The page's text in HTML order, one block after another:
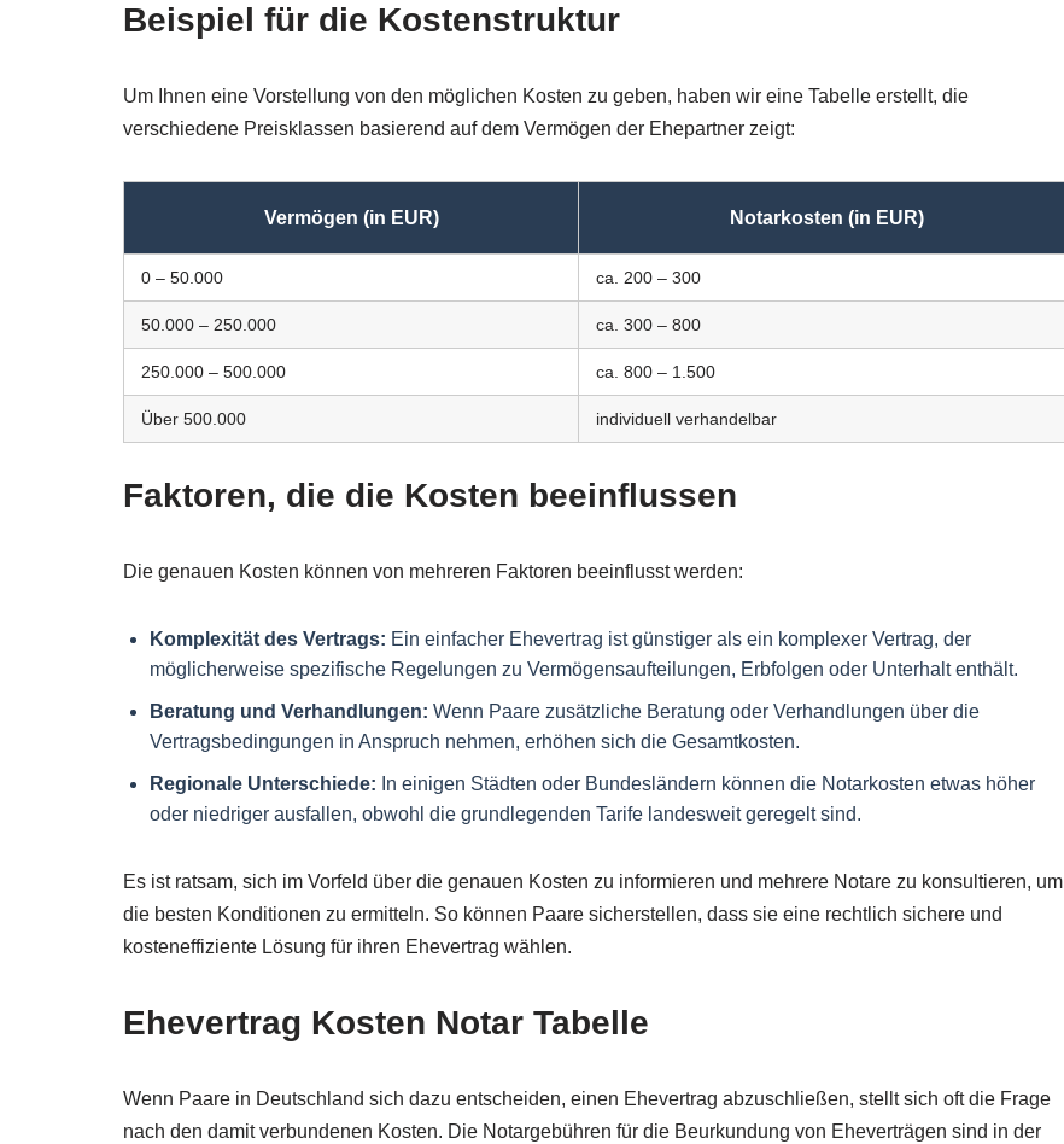
Beispiel für die Kostenstruktur
Um Ihnen eine Vorstellung von den möglichen Kosten zu geben, haben wir eine Tabelle erstellt, die
verschiedene Preisklassen basierend auf dem Vermögen der Ehepartner zeigt:
Vermögen (in EUR) Notarkosten (in EUR)
0 – 50.000 ca. 200 – 300
50.000 – 250.000 ca. 300 – 800
250.000 – 500.000 ca. 800 – 1.500
Über 500.000 individuell verhandelbar
Faktoren, die die Kosten beeinflussen
Die genauen Kosten können von mehreren Faktoren beeinflusst werden:
Komplexität des Vertrags: Ein einfacher Ehevertrag ist günstiger als ein komplexer Vertrag, der
möglicherweise spezifische Regelungen zu Vermögensaufteilungen, Erbfolgen oder Unterhalt enthält.
Beratung und Verhandlungen: Wenn Paare zusätzliche Beratung oder Verhandlungen über die
Vertragsbedingungen in Anspruch nehmen, erhöhen sich die Gesamtkosten.
Regionale Unterschiede: In einigen Städten oder Bundesländern können die Notarkosten etwas höher
oder niedriger ausfallen, obwohl die grundlegenden Tarife landesweit geregelt sind.
Es ist ratsam, sich im Vorfeld über die genauen Kosten zu informieren und mehrere Notare zu konsultieren, um
die besten Konditionen zu ermitteln. So können Paare sicherstellen, dass sie eine rechtlich sichere und
kosteneffiziente Lösung für ihren Ehevertrag wählen.
Ehevertrag Kosten Notar Tabelle
Wenn Paare in Deutschland sich dazu entscheiden, einen Ehevertrag abzuschließen, stellt sich oft die Frage
nach den damit verbundenen Kosten. Die Notargebühren für die Beurkundung von Eheverträgen sind in der